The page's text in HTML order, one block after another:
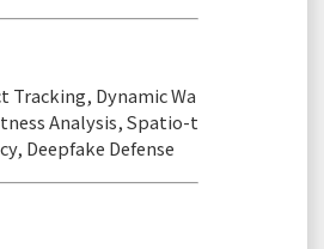
Tracking, Dynamic Wa
Analysis,Spatio-t
, Deepfake Defense